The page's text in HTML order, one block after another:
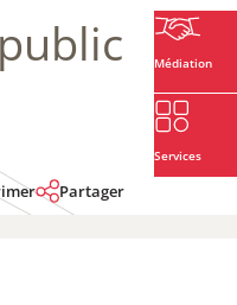
Médiation
Services
Partager